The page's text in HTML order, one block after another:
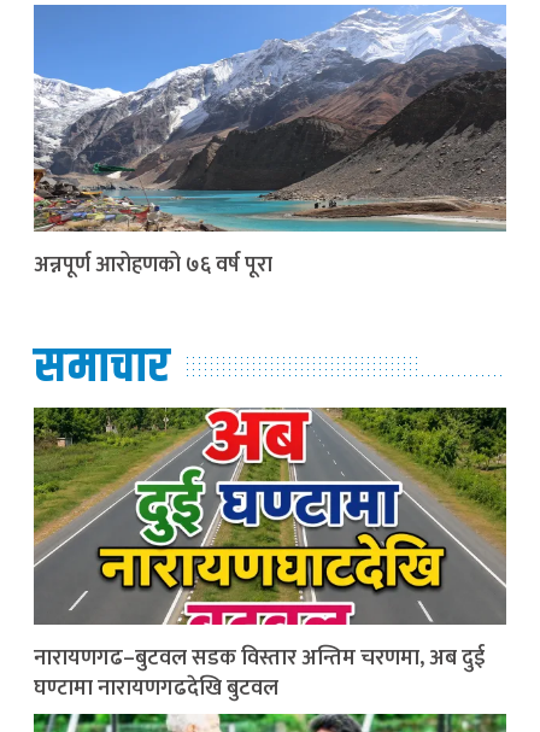
अन्नपूर्ण आरोहणको ७६ वर्ष पूरा
समाचार
नारायणगढ–बुटवल सडक विस्तार अन्तिम चरणमा, अब दुई
घण्टामा नारायणगढदेखि बुटवल